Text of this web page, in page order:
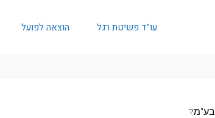
עו"ד פשיטת רגל הוצאה לפועל